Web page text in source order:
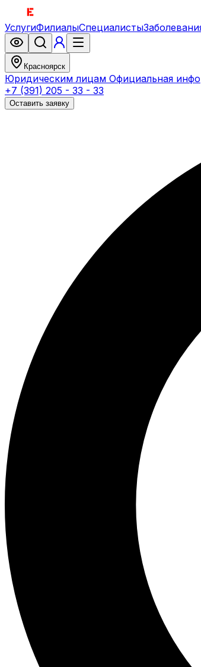
УслугиФилиалыСпециалисты
Красноярск
Юридическим лицам Официальная
+7 (391) 205 - 33 - 33
Оставить заявку